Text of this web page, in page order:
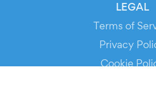
LEGAL
Terms of
Privacy
Cookie